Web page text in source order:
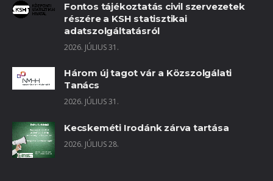
Fontos tájékoztatás civil szervezetek
részére a KSH statisztikai
adatszolgáltatásról
2026. JÚLIUS 31.
Három új tagot vár a Közszolgálati
Tanács
2026. JÚLIUS 31.
Kecskeméti Irodánk zárva tartása
2026. JÚLIUS 28.